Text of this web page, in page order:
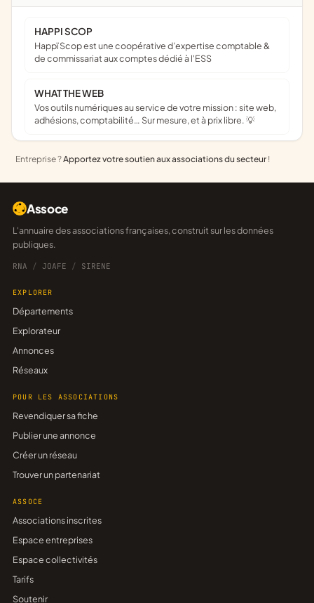
HAPPI SCOP
Happï Scop est une coopérative d’expertise comptable &
de commissariat aux comptes dédié à l'ESS
WHAT THE WEB
Vos outils numériques au service de votre mission : site web,
adhésions, comptabilité… Sur mesure, et à prix libre. 💡
Entreprise ?Apportez votre soutien aux associations du secteur !
Assoce
L'annuaire des associations françaises, construit sur les données
publiques.
RNA / JOAFE / SIRENE
EXPLORER
Départements
Explorateur
Annonces
Réseaux
POUR LES ASSOCIATIONS
Revendiquer sa fiche
Publier une annonce
Créer un réseau
Trouver un partenariat
ASSOCE
Associations inscrites
Espace entreprises
Espace collectivités
Tarifs
Soutenir